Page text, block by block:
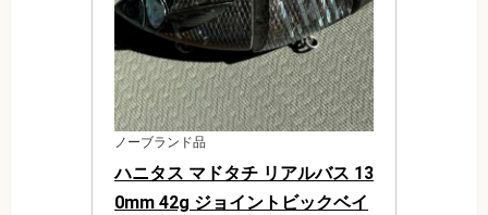
ノーブランド品
ハニタス マドタチ リアルバス 13
0mm 42g ジョイントビックベイ